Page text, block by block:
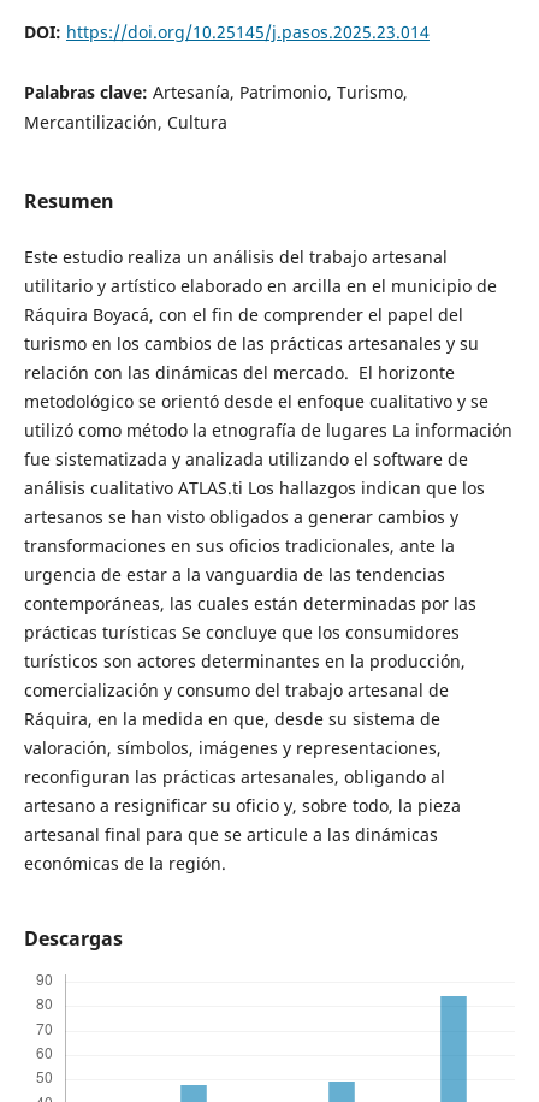
DOI: https://doi.org/10.25145/j.pasos.2025.23.014
Palabras clave: Artesanía, Patrimonio, Turismo,
Mercantilización, Cultura
Resumen
Este estudio realiza un análisis del trabajo artesanal
utilitario y artístico elaborado en arcilla en el municipio de
Ráquira Boyacá, con el fin de comprender el papel del
turismo en los cambios de las prácticas artesanales y su
relación con las dinámicas del mercado. El horizonte
metodológico se orientó desde el enfoque cualitativo y se
utilizó como método la etnografía de lugares La información
fue sistematizada y analizada utilizando el software de
análisis cualitativo ATLAS.ti Los hallazgos indican que los
artesanos se han visto obligados a generar cambios y
transformaciones en sus oficios tradicionales, ante la
urgencia de estar a la vanguardia de las tendencias
contemporáneas, las cuales están determinadas por las
prácticas turísticas Se concluye que los consumidores
turísticos son actores determinantes en la producción,
comercialización y consumo del trabajo artesanal de
Ráquira, en la medida en que, desde su sistema de
valoración, símbolos, imágenes y representaciones,
reconfiguran las prácticas artesanales, obligando al
artesano a resignificar su oficio y, sobre todo, la pieza
artesanal final para que se articule a las dinámicas
económicas de la región.
Descargas